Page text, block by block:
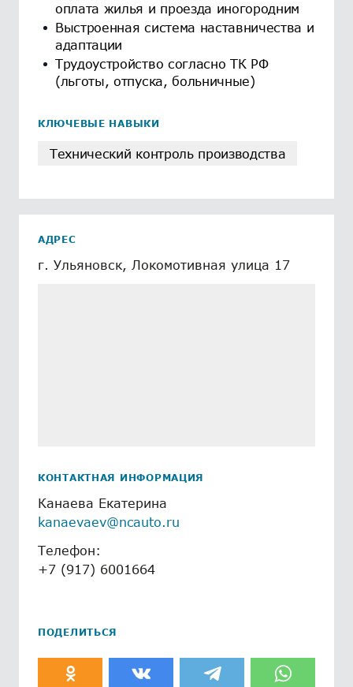
оплата жилья и проезда иногородним
Выстроенная система наставничества и
адаптации
Трудоустройство согласно ТК РФ
(льготы, отпуска, больничные)
КЛЮЧЕВЫЕ НАВЫКИ
Технический контроль производства
АДРЕС
г. Ульяновск, Локомотивная улица 17
КОНТАКТНАЯ ИНФОРМАЦИЯ
Канаева Екатерина
kanaevaev@ncauto.ru
Телефон:
+7 (917) 6001664
ПОДЕЛИТЬСЯ